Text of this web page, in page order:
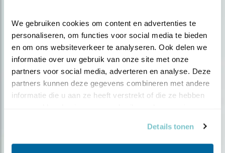
We gebruiken cookies om content en advertenties te
personaliseren, om functies voor social media te bieden
en om ons websiteverkeer te analyseren. Ook delen we
informatie over uw gebruik van onze site met onze
partners voor social media, adverteren en analyse. Deze
partners kunnen deze gegevens combineren met andere
informatie die u aan ze heeft verstrekt of die ze hebben
Details tonen